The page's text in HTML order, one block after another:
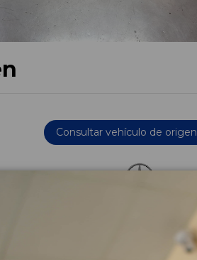
Consultar vehículo de origen